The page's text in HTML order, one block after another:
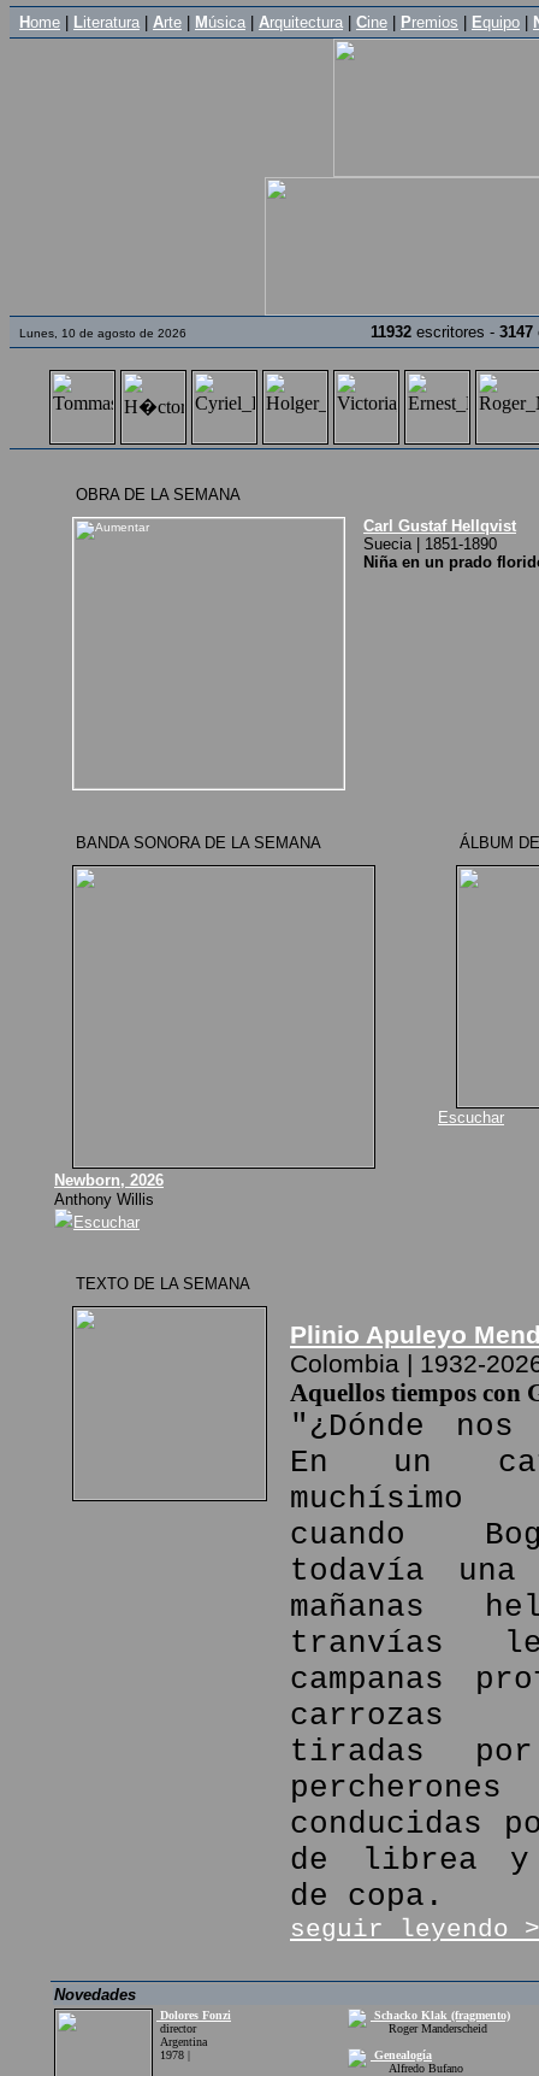
Home Literatura Arte M úsica Arquitectura Cine Premios Equipo
Lunes, 10 de agosto de 2026 11932 escritores - 3147
OBRA DE LA SEMANA
Carl Gustaf Hellqvist
Suecia | 1851-1890
Niña en un prado
BANDA SONORA DE LA SEMANA
Newborn, 2026
Anthony Willis
Escuchar
ÁLBUM
Escuchar
TEXTO DE LA SEMANA
Plinio Apuleyo
Colombia | 1932-
Aquellos tiempos con
"¿Dónde nos
En un
cuando
todavía una
mañanas
tranvías
campanas
carrozas
tiradas
conducidas
de librea y
de copa.
seguir leyendo
Novedades
Dolores Fonzi
director
Argentina
1978 |
Schacko Klak (fragmento)
Roger Manderscheid
Genealogía
Alfredo Bufano